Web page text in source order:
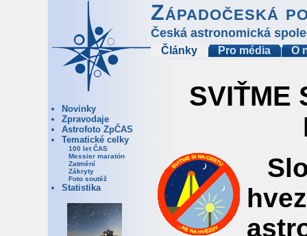
Západočeská
Česká astronomická
Články Pro média O
Novinky
Zpravodaje
Astrofoto ZpČAS
Tematické celky
100 let ČAS
Messier maratón
Zatmění
Zákryty
Foto soutěž
Statistika
SVIŤME